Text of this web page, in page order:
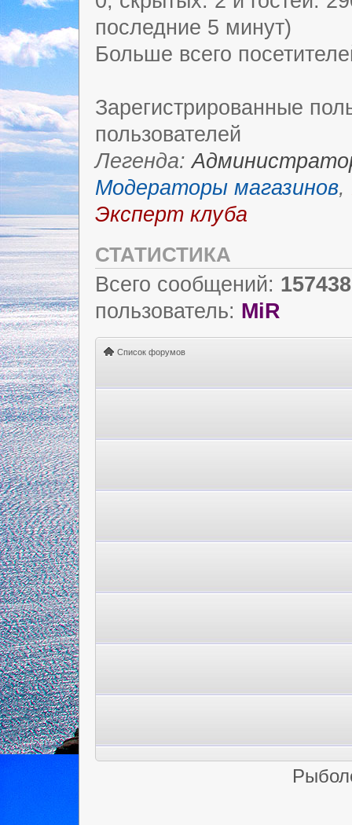
последние 5 минут)
Больше всего
Зарегистрированные
пользователей
Легенда:
Модераторы магазинов,
Эксперт клуба
СТАТИСТИКА
Всего сообщений: 157438
пользователь: MiR
Список форумов